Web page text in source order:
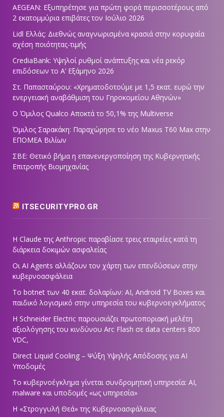
AEGEAN: Εξυπηρέτησε για πρώτη φορά περισσοτέρους από
2 εκατομμύρια επιβάτες τον Ιούλιο 2026
Lidl Ελλάς: Διεθνώς αναγνωρισμένα κρασιά στην κορυφαία
σχέση ποιότητας-τιμής
CrediaBank: Υψηλοί ρυθμοί ανάπτυξης και νέα ρεκόρ
επιδόσεων το Α’ Εξάμηνο 2026
Στ. Παπασταύρου: «Χρηματοδοτούμε με 1,5 εκατ. ευρώ την
ενεργειακή αναβάθμιση του Γηροκομείου Αθηνών»
Ο Όμιλος Qualco Αποκτά το 50,1% της Multiverse
Όμιλος Σαρακάκη: Παραχώρησε το νέο Maxus T60 Max στην
ΕΠΟΜΕΑ Βιλίων
ΣΒΕ: Θετικό βήμα η επανενεργοποίηση της Κυβερνητικής
Επιτροπής Βιομηχανίας
ITSECURITYPRO.GR
Η Claude της Anthropic παραβίασε τρεις εταιρείες κατά τη
διάρκεια δοκιμών ασφαλείας
Οι AI Agents αλλάζουν τον χάρτη των επενδύσεων στην
κυβερνοασφάλεια
Το botnet των 40 εκατ. δολαρίων: AI, Android TV Boxes και
παιδικό λογισμικό στην υπηρεσία του κυβερνοεγκλήματος
Η Schneider Electric παρουσιάζει πρωτοποριακή μελέτη
αξιολόγησης του κινδύνου Arc Flash σε data centers 800
VDC,
Direct Liquid Cooling – Ψύξη Υψηλής Απόδοσης για AI
Υποδομές
Το κυβερνοέγκλημα γίνεται συνδρομητική υπηρεσία: AI,
malware και υποδομές «ως υπηρεσία»
Η «Στρογγυλή Θεά» της Κυβερνοασφάλειας